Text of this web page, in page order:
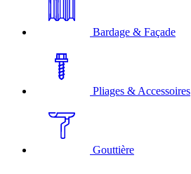
Bardage & Façade
Pliages & Accessoires
Gouttière